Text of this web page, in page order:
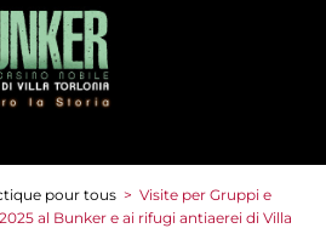
pour tous > Visite per Gruppi e
al Bunker e ai rifugi antiaerei di Villa